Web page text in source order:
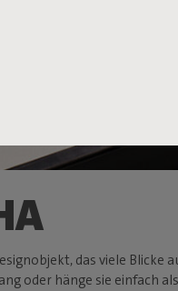
das viele
oder hänge sie einfach